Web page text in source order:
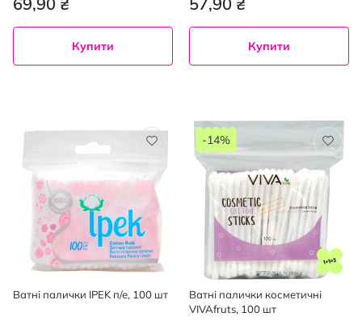
Купити Купити
Ватні палички IPEK п/е, 100 шт
Ватні палички косметичні
VIVAfruts, 100 шт
-14%